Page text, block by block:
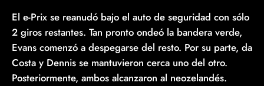
El e-Prix se reanudó bajo el auto de seguridad con sólo
2 giros restantes. Tan pronto ondeó la bandera verde,
Evans comenzó a despegarse del resto. Por su parte, da
Costa y Dennis se mantuvieron cerca uno del otro.
Posteriormente, ambos alcanzaron al neozelandés.